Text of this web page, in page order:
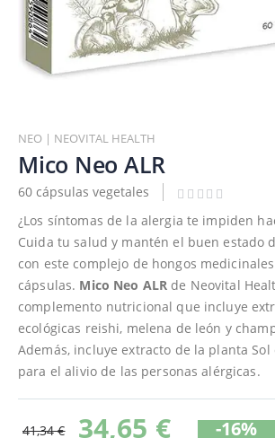
al
comienzo
de
la
galería
de
imágenes
NEO | NEOVITAL HEALTH
Mico Neo ALR
60 cápsulas vegetales
¿Los síntomas de la alergia te impiden
Cuida tu salud y mantén el buen estado
con este complejo de hongos
cápsulas. Mico Neo ALR de Neovital
complemento nutricional que incluye
ecológicas reishi, melena de león y
Además, incluye extracto de la planta Sol
para el alivio de las personas alérgicas.
41,34 € 34,65 € -16%